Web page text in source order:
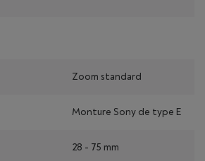
Zoom standard
Monture Sony de type E
28 - 75 mm